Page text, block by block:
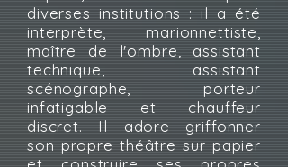
diverses institutions : il a été
interprète, marionnettiste,
maître de l'ombre, assistant
technique, assistant
scénographe, porteur
infatigable et chauffeur
discret. Il adore griffonner
son propre théâtre sur papier